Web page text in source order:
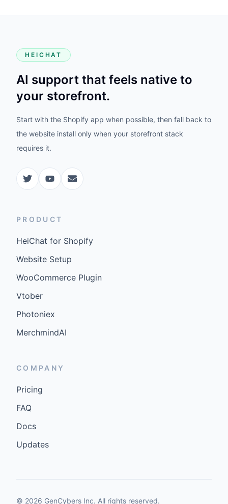
HEICHAT
AI support that feels native to
your storefront.
Start with the Shopify app when possible, then fall back to
the website install only when your storefront stack
requires it.
PRODUCT
HeiChat for Shopify
Website Setup
WooCommerce Plugin
Vtober
Photoniex
MerchmindAI
COMPANY
Pricing
FAQ
Docs
Updates
© 2026 GenCybers Inc. All rights reserved.